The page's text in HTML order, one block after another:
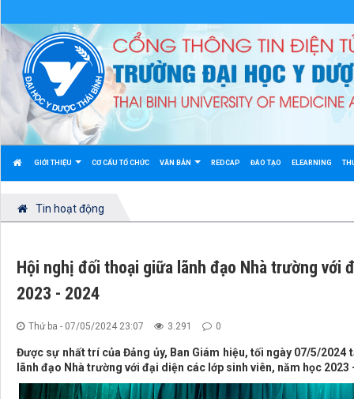
GIỚI THIỆU CƠ CẤU TỔ CHỨC VĂN BẢN REDCAP ĐÀO TẠO ELEARNING
Tin hoạt động
Hội nghị đối thoại giữa lãnh đạo Nhà trường với
2023 - 2024
Thứ ba - 07/05/2024 23:07 3.291 0
Được sự nhất trí của Đảng ủy, Ban Giám hiệu, tối ngày 07/5/
lãnh đạo Nhà trường với đại diện các lớp sinh viên, năm học 2023